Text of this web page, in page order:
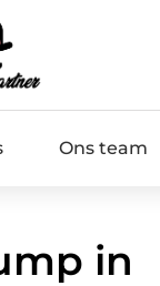
Ons team
in